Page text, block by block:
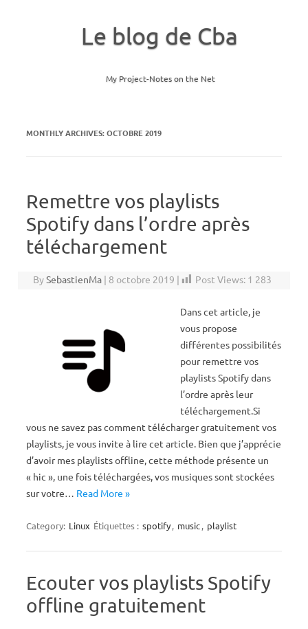
Le blog de Cba
My Project-Notes on the Net
MONTHLY ARCHIVES:OCTOBRE 2019
Remettre vos playlists
Spotify dans l’ordre après
téléchargement
BySebastienMa | 8 octobre 2019 | Post Views: 1 283
Dans cet article, je
vous propose
différentes possibilités
pour remettre vos
playlists Spotify dans
l’ordre après leur
téléchargement.Si
vous ne savez pas comment télécharger gratuitement vos
playlists, je vous invite à lire cet article. Bien que j’apprécie
d’avoir mes playlists offline, cette méthode présente un
« hic », une fois téléchargées, vos musiques sont stockées
sur votre… Read More »
Category: Linux Étiquettes : spotify, music, playlist
Ecouter vos playlists Spotify
offline gratuitement